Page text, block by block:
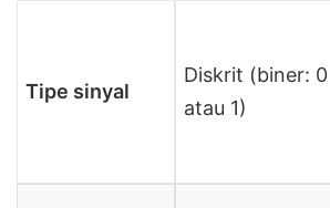
Tipe sinyal
Diskrit (biner: 0
atau 1)